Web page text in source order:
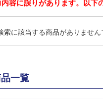
内容に誤りがあります。以下
索に該当する商品がありません
一覧